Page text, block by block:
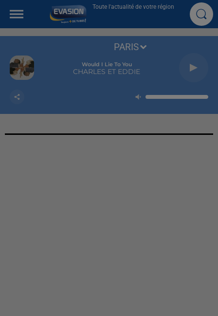
Toute l'actualité de votre région
Would I Lie To You
CHARLES ET EDDIE
PARIS